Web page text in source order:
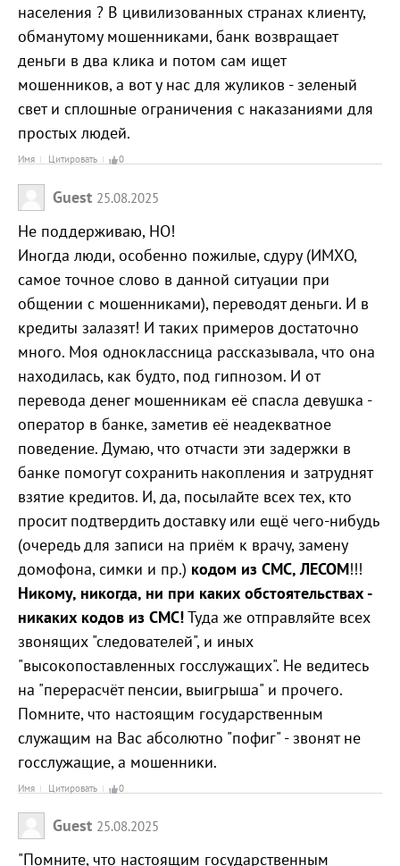
населения ? В цивилизованных странах клиенту,
обманутому мошенниками, банк возвращает
деньги в два клика и потом сам ищет
мошенников, а вот у нас для жуликов - зеленый
свет и сплошные ограничения с наказаниями для
простых людей.
Имя Цитировать 0
Guest 25.08.2025
Не поддерживаю, НО!
Иногда люди, особенно пожилые, сдуру (ИМХО,
самое точное слово в данной ситуации при
общении с мошенниками), переводят деньги. И в
кредиты залазят! И таких примеров достаточно
много. Моя одноклассница рассказывала, что она
находилась, как будто, под гипнозом. И от
перевода денег мошенникам её спасла девушка -
оператор в банке, заметив её неадекватное
поведение. Думаю, что отчасти эти задержки в
банке помогут сохранить накопления и затруднят
взятие кредитов. И, да, посылайте всех тех, кто
просит подтвердить доставку или ещё чего-нибудь
(очередь для записи на приём к врачу, замену
домофона, симки и пр.) кодом из СМС, ЛЕСОМ!!!
Никому, никогда, ни при каких обстоятельствах -
никаких кодов из СМС!Туда же отправляйте всех
звонящих "следователей", и иных
"высокопоставленных госслужащих". Не ведитесь
на "перерасчёт пенсии, выигрыша" и прочего.
Помните, что настоящим государственным
служащим на Вас абсолютно "пофиг" - звонят не
госслужащие, а мошенники.
Имя Цитировать 0
Guest 25.08.2025
"Помните, что настоящим государственным